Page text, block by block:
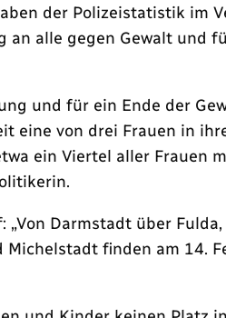
der Polizeistatistik im
alle gegen Gewalt und
und für ein Ende der
von drei Frauen in
ein Viertel aller Frauen
Darmstadt über
finden am 14.